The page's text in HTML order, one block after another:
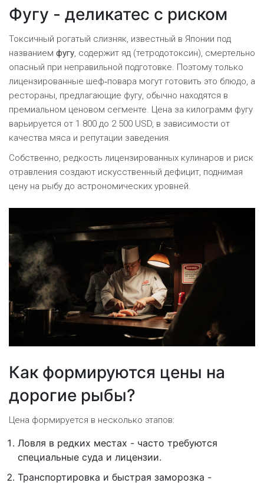
Фугу - деликатес с риском
Токсичный рогатый слизняк, известный в Японии под
названием фугу, содержит яд (тетродотоксин), смертельно
опасный при неправильной подготовке. Поэтому только
лицензированные шеф‑повара могут готовить это блюдо, а
рестораны, предлагающие фугу, обычно находятся в
премиальном ценовом сегменте. Цена за килограмм фугу
варьируется от 1 800 до 2 500 USD, в зависимости от
качества мяса и репутации заведения.
Собственно, редкость лицензированных кулинаров и риск
отравления создают искусственный дефицит, поднимая
цену на рыбу до астрономических уровней.
Как формируются цены на
дорогие рыбы?
Цена формируется в несколько этапов:
Ловля в редких местах - часто требуются
специальные суда и лицензии.
Транспортировка и быстрая заморозка -